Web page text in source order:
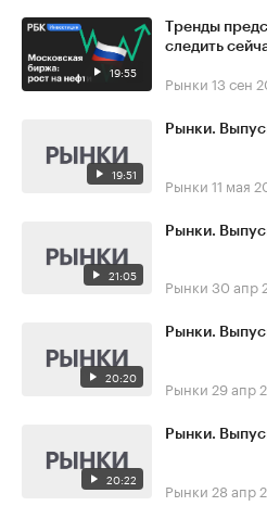
19:55
Тренды
следить
Рынки 13 сен
19:51
Рынки.
Рынки 11 мая
21:05
Рынки.
Рынки 30 апр
20:20
Рынки.
Рынки 29 апр
20:22
Рынки.
Рынки 28 апр